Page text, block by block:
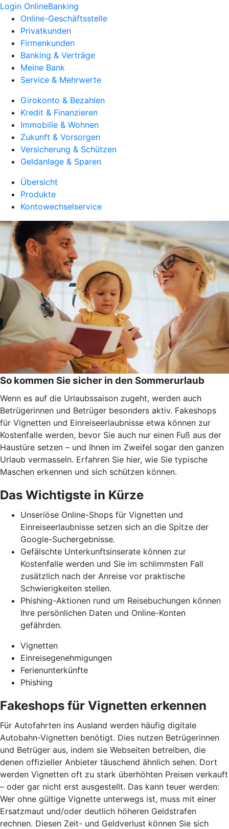
Login OnlineBanking
Online-Geschäftsstelle
Privatkunden
Firmenkunden
Banking & Verträge
Meine Bank
Service & Mehrwerte
Girokonto & Bezahlen
Kredit & Finanzieren
Immobilie & Wohnen
Zukunft & Vorsorgen
Versicherung & Schützen
Geldanlage & Sparen
Übersicht
Produkte
Kontowechselservice
So kommen Sie sicher in den Sommerurlaub
Wenn es auf die Urlaubssaison zugeht, werden auch
Betrügerinnen und Betrüger besonders aktiv. Fakeshops
für Vignetten und Einreiseerlaubnisse etwa können zur
Kostenfalle werden, bevor Sie auch nur einen Fuß aus der
Haustüre setzen – und Ihnen im Zweifel sogar den ganzen
Urlaub vermasseln. Erfahren Sie hier, wie Sie typische
Maschen erkennen und sich schützen können.
Das Wichtigste in Kürze
Unseriöse Online-Shops für Vignetten und
Einreiseerlaubnisse setzen sich an die Spitze der
Google-Suchergebnisse.
Gefälschte Unterkunftsinserate können zur
Kostenfalle werden und Sie im schlimmsten Fall
zusätzlich nach der Anreise vor praktische
Schwierigkeiten stellen.
Phishing-Aktionen rund um Reisebuchungen können
Ihre persönlichen Daten und Online-Konten
gefährden.
Vignetten
Einreisegenehmigungen
Ferienunterkünfte
Phishing
Fakeshops für Vignetten erkennen
Für Autofahrten ins Ausland werden häufig digitale
Autobahn-Vignetten benötigt. Dies nutzen Betrügerinnen
und Betrüger aus, indem sie Webseiten betreiben, die
denen offizieller Anbieter täuschend ähnlich sehen. Dort
werden Vignetten oft zu stark überhöhten Preisen verkauft
– oder gar nicht erst ausgestellt. Das kann teuer werden:
Wer ohne gültige Vignette unterwegs ist, muss mit einer
Ersatzmaut und/oder deutlich höheren Geldstrafen
rechnen. Diesen Zeit- und Geldverlust können Sie sich